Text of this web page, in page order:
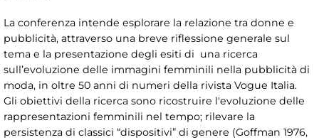
La conferenza intende esplorare la relazione tra donne e
pubblicità, attraverso una breve riflessione generale sul
tema e la presentazione degli esiti di una ricerca
sull’evoluzione delle immagini femminili nella pubblicità di
moda, in oltre 50 anni di numeri della rivista Vogue Italia.
Gli obiettivi della ricerca sono ricostruire l'evoluzione delle
rappresentazioni femminili nel tempo; rilevare la
persistenza di classici “dispositivi” di genere (Goffman 1976,